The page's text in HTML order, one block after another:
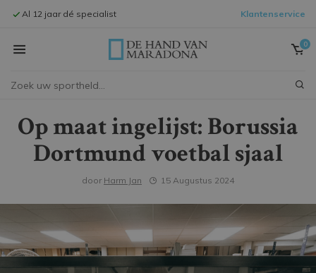
Al 12 jaar dé specialist Klantenservice
0
Op maat ingelijst: Borussia
Dortmund voetbal sjaal
door Harm Jan 15 Augustus 2024